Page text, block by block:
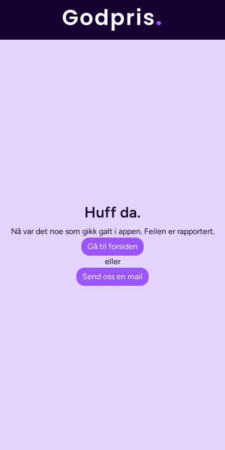
Huff da.
Nå var det noe som gikk galt i appen. Feilen er rapportert.
Gå til forsiden
eller
Send oss en mail